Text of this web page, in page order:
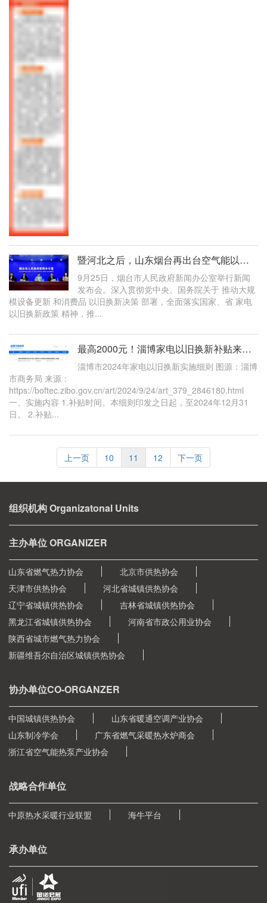
暨河北之后，山东烟台再出台空气能以旧换新补贴2000元，渠道迎新增长点
9月25日，烟台市人民政府新闻办公室举行新闻
发布会。深入贯彻党中央、国务院关于 推动大规
模设备更新 和消费品 以旧换新决策 部署，全面落实国家、省 家电
以旧换新政策 精神，推...
最高2000元！淄博家电以旧换新补贴来了！
淄博市2024年家电以旧换新实施细则 图源：淄博
市商务局 来源：
https://boftec.zibo.gov.cn/art/2024/9/24/art_379_2846180.html
一、实施内容 1.补贴时间。本细则印发之日起，至2024年12月31
日。 2.补贴...
上一页 10 11 12 下一页
组织机构 Organizatonal Units
主办单位 ORGANIZER
山东省燃气热力协会
北京市供热协会
天津市供热协会
河北省城镇供热协会
辽宁省城镇供热协会
吉林省城镇供热协会
黑龙江省城镇供热协会
河南省市政公用业协会
陕西省城市燃气热力协会
新疆维吾尔自治区城镇供热协会
协办单位CO-ORGANZER
中国城镇供热协会
山东省暖通空调产业协会
山东制冷学会
广东省燃气采暖热水炉商会
浙江省空气能热泵产业协会
战略合作单位
中原热水采暖行业联盟 海牛平台
承办单位